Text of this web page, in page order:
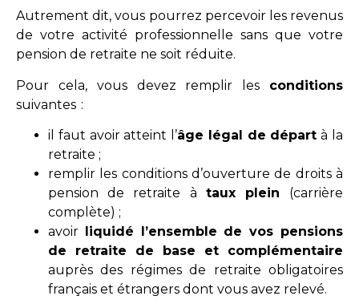
Autrement dit, vous pourrez percevoir les revenus
de votre activité professionnelle sans que votre
pension de retraite ne soit réduite.
Pour cela, vous devez remplir les conditions
suivantes :
il faut avoir atteint l’âge légal de départ à la
retraite ;
remplir les conditions d’ouverture de droits à
pension de retraite à taux plein (carrière
complète) ;
avoir liquidé l’ensemble de vos pensions
de retraite de base et complémentaire
auprès des régimes de retraite obligatoires
français et étrangers dont vous avez relevé.